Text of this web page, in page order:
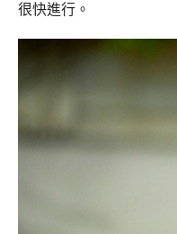
很快進行。